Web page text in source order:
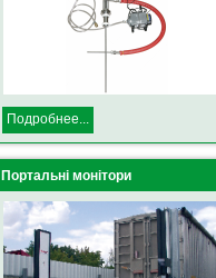
Подробнее...
Портальні монітори